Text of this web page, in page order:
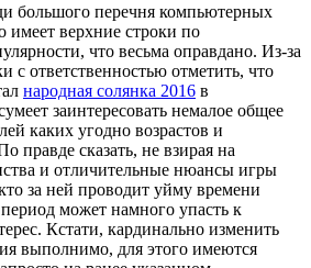
большого перечня компьютерных
имеет верхние строки по
что весьма оправдано. Из-за
с ответственностью отметить, что
народная солянка 2016 в
заинтересовать немалое общее
каких угодно возрастов и
правде сказать, не взирая на
и отличительные нюансы игры
за ней проводит уйму времени
может намного упасть к
Кстати, кардинально изменить
выполнимо, для этого имеются